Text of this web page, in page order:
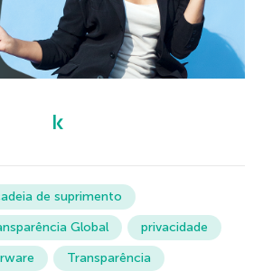
de suprimento
Global
privacidade
Transparência